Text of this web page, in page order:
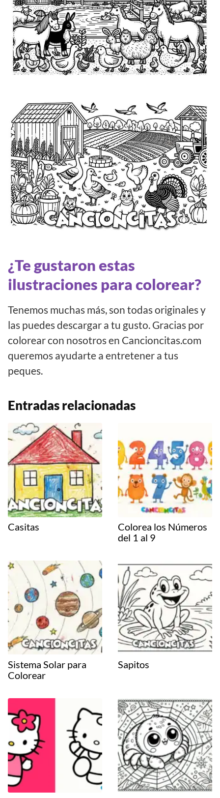
¿Te gustaron estas
ilustraciones para colorear?
Tenemos muchas más, son todas originales y
las puedes descargar a tu gusto. Gracias por
colorear con nosotros en Cancioncitas.com
queremos ayudarte a entretener a tus
peques.
Entradas relacionadas
Casitas
Colorea los Números
del 1 al 9
Sistema Solar para
Colorear
Sapitos